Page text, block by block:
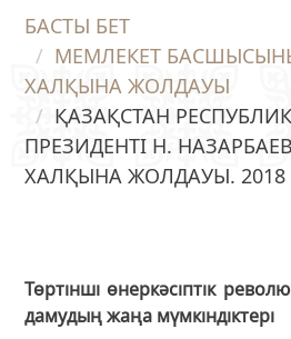
БАСТЫ БЕТ
МЕМЛЕКЕТ
ХАЛҚЫНА ЖОЛДАУЫ
ҚАЗАҚСТАН
ПРЕЗИДЕНТІ Н.
ХАЛҚЫНА ЖОЛДАУЫ.
Төртінші өнеркәсіптік
дамудың жаңа мүмкіндіктері